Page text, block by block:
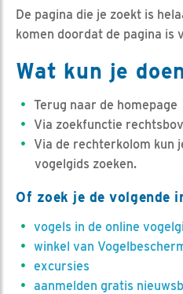
De pagina die je zoekt is
komen doordat de pagina
Wat kun je
Terug naar de homepage
Via zoekfunctie
Via de rechterkolom kun
vogelgids zoeken.
Of zoek je de volgende
vogels in de online
winkel van
excursies
aanmelden gratis